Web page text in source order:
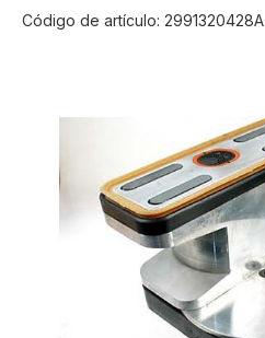
Código de artículo: 2991320428A